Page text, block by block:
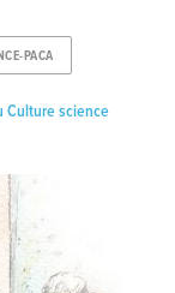
PACA
Culture science